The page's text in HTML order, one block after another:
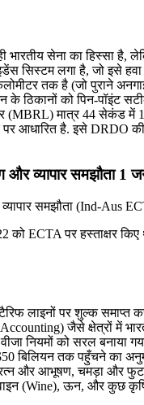
भारतीय सेना का हिस्सा है,
सिस्टम लगा है, जो इसे हवा
तक है (जो पुराने
के ठिकानों को पिन-पॉइंट
(MBRL) मात्र 44 सेकंड में
आधारित है. इसे DRDO
व्यापार समझौता 1
समझौता (Ind-Aus
ECTA पर हस्ताक्षर
लाइनों पर शुल्क समाप्त
जैसे क्षेत्रों में
नियमों को सरल बनाया
$50 बिलियन तक पहुँचने का
और आभूषण, चमड़ा और
(Wine), ऊन, और कुछ कृषि